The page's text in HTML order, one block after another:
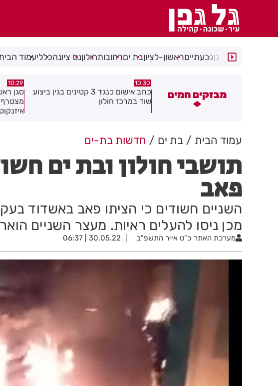
רמת גןגבעתייםראשון-לציוןבת יםרחובותחולוןנס ציונהכלליעמוד
מבזקים חמים
כתב אישום כנגד 3 קטינים בגין ביצוע
שוד במרכז חולון
10:29
סגן ראש עיריית רמת גן ישראל זרי
מצטרף למפלגת "ישר" בראשות גדי
05.08.26
חובש
פעוטה
עמוד הבית בת ים חדשות בת-ים
תושבי חולון ובת ים
פאב
השניים חשודים כי הציתו פאב באשדוד
מכן ניסו להעלים ראיות. מעצר השניים
מערכת האתר כ"ט אייר התשפ"ב 30.05.22 | 06:37